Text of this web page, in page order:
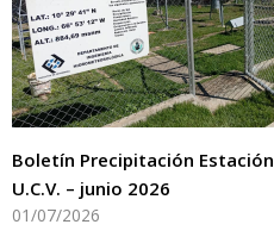
Boletín Precipitación Estación
U.C.V. – junio 2026
01/07/2026